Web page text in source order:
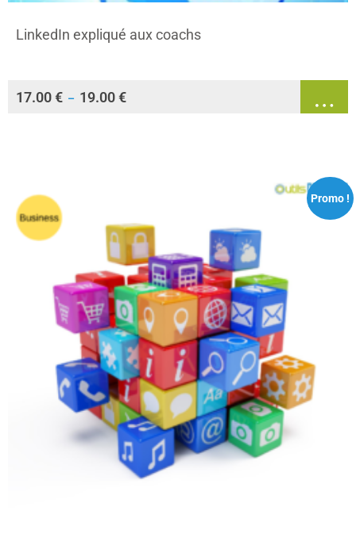
LinkedIn expliqué aux coachs
17.00€ – 19.00€
Promo !